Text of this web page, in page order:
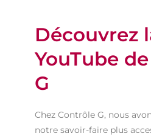
Découvrez
YouTube
G
Chez Contrôle G, nous
notre savoir-faire plus